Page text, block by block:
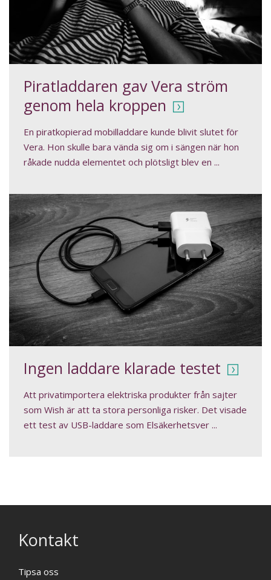
Piratladdaren gav Vera ström
genom hela kroppen
En piratkopierad mobilladdare kunde blivit slutet för
Vera. Hon skulle bara vända sig om i sängen när hon
råkade nudda elementet och plötsligt blev en ...
Ingen laddare klarade testet
Att privatimportera elektriska produkter från sajter
som Wish är att ta stora personliga risker. Det visade
ett test av USB-laddare som Elsäkerhetsver ...
Kontakt
Tipsa oss